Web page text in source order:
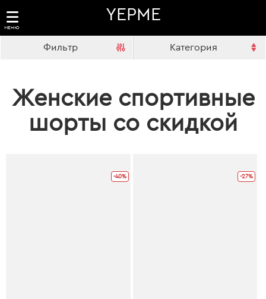
МЕНЮ
YEPME
Фильтр Категория
Женские спортивные
шорты со скидкой
-40% -27%